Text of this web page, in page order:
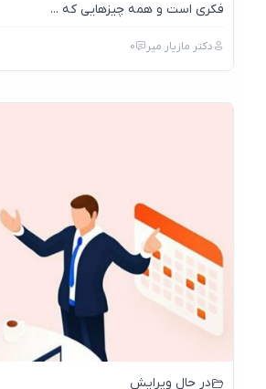
فکری است و همه چیزهایی که ...
دکتر مازیار میر 0
در حال ویرایش